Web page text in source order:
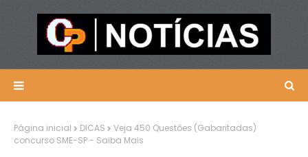
Página inicial DICAS
Veja 450 Questões (Gabaritadas)
concurso SME-SP - Saiba Mais